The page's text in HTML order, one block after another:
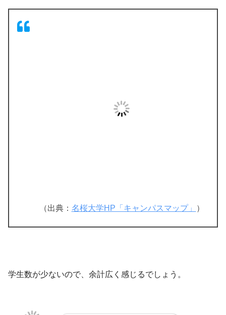
（出典： 名桜大学HP「キャンパスマップ」 ）
学生数が少ないので、余計広く感じるでしょう。